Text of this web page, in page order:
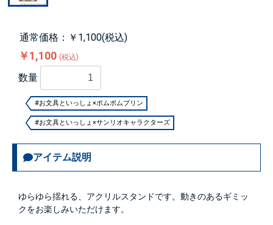
通常価格：￥1,100(税込)
￥1,100 (税込)
数量
#お文具といっしょ×ポムポムプリン
#お文具といっしょ×サンリオキャラクターズ
アイテム説明
ゆらゆら揺れる、アクリルスタンドです。動きのあるギミッ
クをお楽しみいただけます。